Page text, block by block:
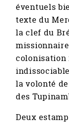
éventuels
texte du
la clef du
colonisation
la volonté
des
Deux